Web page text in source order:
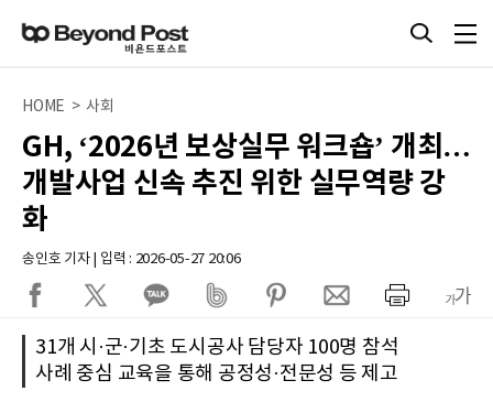
HOME > 사회
GH, ‘2026년 보상실무 워크숍’ 개최…
개발사업 신속 추진 위한 실무역량 강
화
송인호 기자 | 입력 : 2026-05-27 20:06
31개 시·군·기초 도시공사 담당자 100명 참석
사례 중심 교육을 통해 공정성·전문성 등 제고